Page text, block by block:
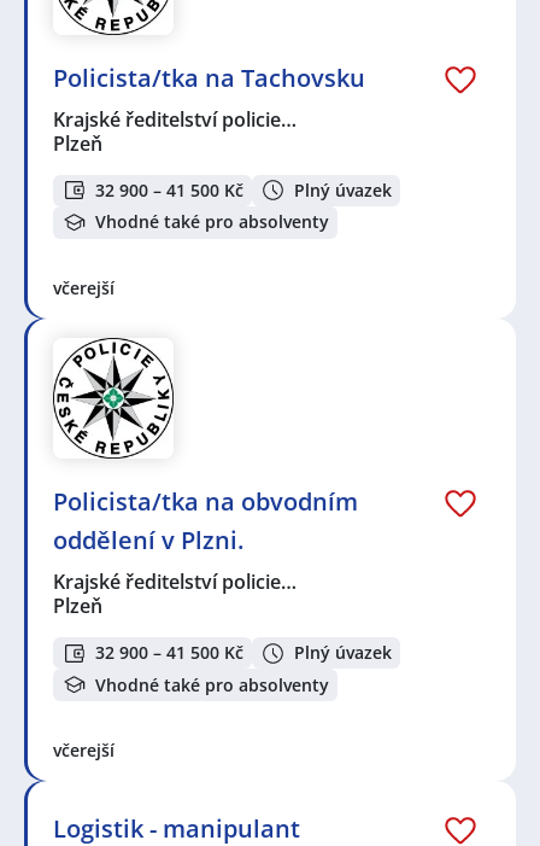
Policista/tka na Tachovsku
Krajské ředitelství policie…
Plzeň
32 900 – 41 500 Kč
Plný úvazek
Vhodné také pro absolventy
včerejší
Policista/tka na obvodním
oddělení v Plzni.
Krajské ředitelství policie…
Plzeň
32 900 – 41 500 Kč
Plný úvazek
Vhodné také pro absolventy
včerejší
Logistik - manipulant